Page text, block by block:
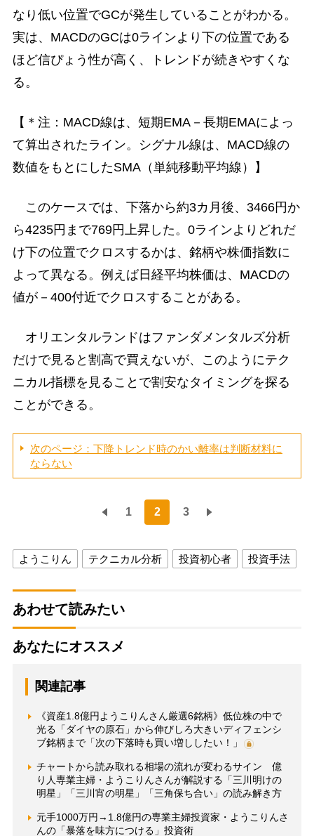
なり低い位置でGCが発生していることがわかる。
実は、MACDのGCは0ラインより下の位置である
ほど信ぴょう性が高く、トレンドが続きやすくな
る。
【＊注：MACD線は、短期EMA－長期EMAによっ
て算出されたライン。シグナル線は、MACD線の
数値をもとにしたSMA（単純移動平均線）】
このケースでは、下落から約3カ月後、3466円か
ら4235円まで769円上昇した。0ラインよりどれだ
け下の位置でクロスするかは、銘柄や株価指数に
よって異なる。例えば日経平均株価は、MACDの
値が－400付近でクロスすることがある。
オリエンタルランドはファンダメンタルズ分析
だけで見ると割高で買えないが、このようにテク
ニカル指標を見ることで割安なタイミングを探る
ことができる。
次のページ：下降トレンド時のかい離率は判断材料に
ならない
1 2 3
ようこりん テクニカル分析 投資初心者 投資手法
あわせて読みたい
あなたにオススメ
関連記事
《資産1.8億円ようこりんさん厳選6銘柄》低位株の中で
光る「ダイヤの原石」から伸びしろ大きいディフェンシ
ブ銘柄まで「次の下落時も買い増ししたい！」
チャートから読み取れる相場の流れが変わるサイン 億
り人専業主婦・ようこりんさんが解説する「三川明けの
明星」「三川宵の明星」「三角保ち合い」の読み解き方
元手1000万円→1.8億円の専業主婦投資家・ようこりんさ
んの「暴落を味方につける」投資術